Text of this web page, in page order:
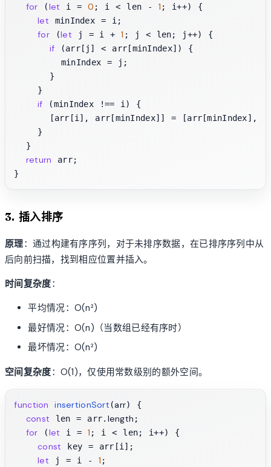
for (let i = 0 ; i < len - 1 ; i++) {
let minIndex = i;
for (let j = i + 1 ; j < len; j++) {
if (arr[j] < arr[minIndex]) {
        minIndex = j;
      }
    }
if (minIndex !== i) {
[arr[i], arr[minIndex]] = [arr[minIndex],
    }
  }
return arr;
3. 插入排序
原理：通过构建有序序列，对于未排序数据，在已排序序列中从
后向前扫描，找到相应位置并插入。
时间复杂度：
平均情况：O(n²)
最好情况：O(n)（当数组已经有序时）
最坏情况：O(n²)
空间复杂度：O(1)，仅使用常数级别的额外空间。
function insertionSort (arr) {
const len = arr. length ;
for (let i = 1 ; i < len; i++) {
const key = arr[i];
let j = i - 1 ;